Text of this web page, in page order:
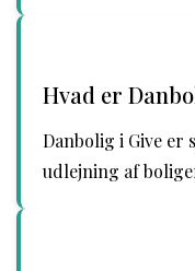
Hvad er
Danbolig i Give er
udlejning af